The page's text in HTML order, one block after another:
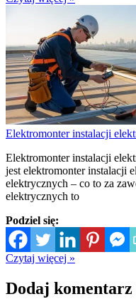
Elektromonter instalacji
Elektromonter instalacji
jest elektromonter instalacji
elektrycznych – co to za
elektrycznych to
Podziel się:
Czytaj więcej »
Dodaj komentarz